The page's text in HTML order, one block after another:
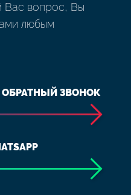
Вас вопрос, Вы
любым
ОБРАТНЫЙ ЗВОНОК